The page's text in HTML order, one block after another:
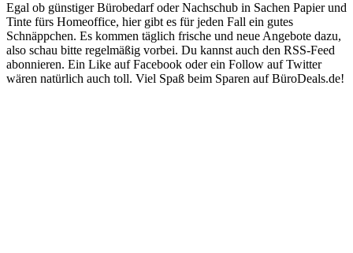
Egal ob günstiger Bürobedarf oder Nachschub in Sachen Papier und
Tinte fürs Homeoffice, hier gibt es für jeden Fall ein gutes
Schnäppchen. Es kommen täglich frische und neue Angebote dazu,
also schau bitte regelmäßig vorbei. Du kannst auch den RSS-Feed
abonnieren. Ein Like auf Facebook oder ein Follow auf Twitter
wären natürlich auch toll. Viel Spaß beim Sparen auf BüroDeals.de!